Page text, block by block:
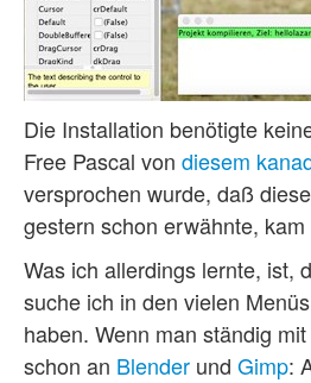
Die Installation benötigte
Free Pascal von diesem
versprochen wurde, daß
gestern schon erwähnte, kam
Was ich allerdings lernte, ist,
suche ich in den vielen
haben. Wenn man ständig
schon an Blender und Gimp: